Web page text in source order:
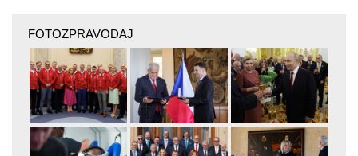
FOTOZPRAVODAJ